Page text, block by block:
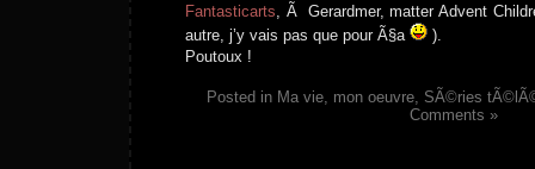
Fantasticarts, Ã Gerardmer, matter Advent
autre, j’y vais pas que pour Ã§a
).
Poutoux !
Posted in Ma vie, mon oeuvre, SÃ©ries
Comments »